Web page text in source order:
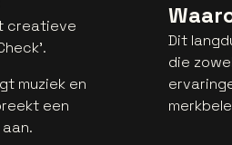
creatieve
muziek en
een
Dit
die